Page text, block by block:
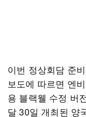
이번 정상회담 준
보도에 따르면 엔
용 블랙웰 수정 버
달 30일 개최된 양